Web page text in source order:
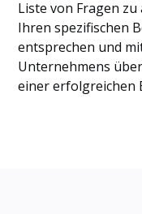
Liste von Fragen
Ihren spezifischen
entsprechen und
Unternehmens
einer erfolgreichen